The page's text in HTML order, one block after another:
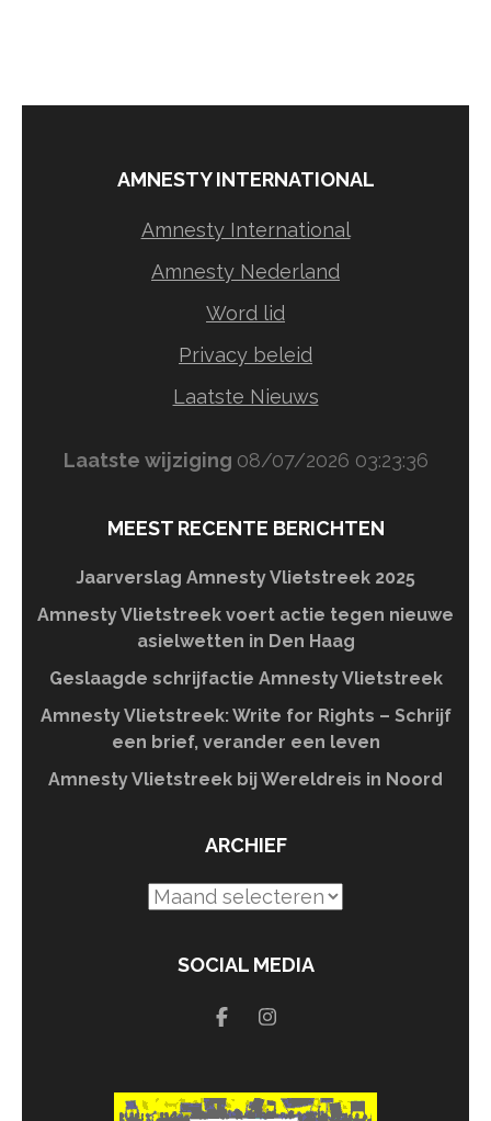
AMNESTY INTERNATIONAL
Amnesty International
Amnesty Nederland
Word lid
Privacy beleid
Laatste Nieuws
Laatste wijziging 08/07/2026 03:23:36
MEEST RECENTE BERICHTEN
Jaarverslag Amnesty Vlietstreek 2025
Amnesty Vlietstreek voert actie tegen nieuwe
asielwetten in Den Haag
Geslaagde schrijfactie Amnesty Vlietstreek
Amnesty Vlietstreek: Write for Rights – Schrijf
een brief, verander een leven
Amnesty Vlietstreek bij Wereldreis in Noord
ARCHIEF
Archief
SOCIAL MEDIA